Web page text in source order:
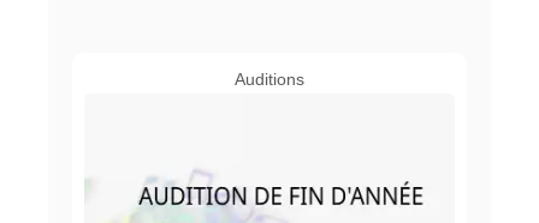
Auditions